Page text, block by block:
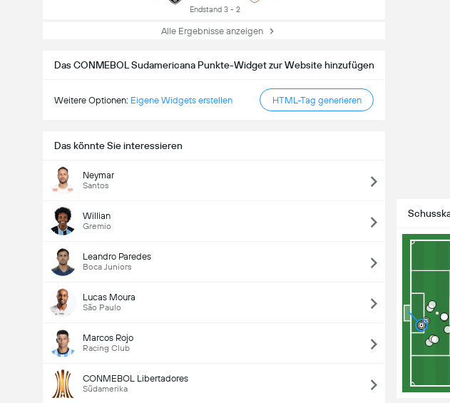
Endstand 3 - 2
Alle Ergebnisse anzeigen
Das CONMEBOL Sudamericana Punkte-Widget zur Website hinzufügen
Weitere Optionen: Eigene Widgets erstellen HTML-Tag generieren
Das könnte Sie interessieren
Neymar
Santos
Willian
Gremio
Leandro Paredes
Boca Juniors
Lucas Moura
São Paulo
Marcos Rojo
Racing Club
CONMEBOL Libertadores
Südamerika